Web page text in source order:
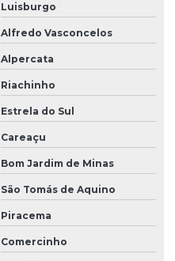
Luisburgo
Alfredo Vasconcelos
Alpercata
Riachinho
Estrela do Sul
Careaçu
Bom Jardim de Minas
São Tomás de Aquino
Piracema
Comercinho